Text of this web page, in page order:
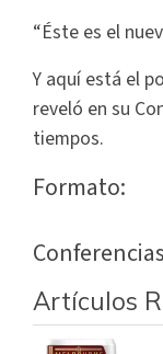
“Éste es el
Y aquí está el
reveló en su
tiempos.
Formato:
Artículos